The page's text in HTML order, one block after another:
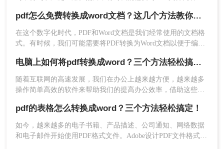
4、转换成功，点击下载文档。
注意：转换完成后及时下载文件，否则数据可能会
在一定时间内被删除。对于大文件，可能需要分批
次进行转换。
方法三：使用PDF转换软件
档。那么pdf怎么免费转换成word文档呢？本文将介绍三种免费
将PDF转换为Word文档的方法。
pdf怎么免费转换成word文档？这几个方法教你轻松搞定！
在这个数字化时代，PDF和Word文档是我们经常使用的文档格
式。有时候，我们可能需要将PDF转换为Word文档以便于编辑
个人都能负担得起。那么pdf怎么免费转换成word文档呢？答案
是肯定的！在本文中，我们将介绍几种简单易行的方法，让您
轻松地将PDF转换为Word文档。
电脑上如何将pdf转换成word？三个方法轻松搞定！
随着互联网的高速发展，我们在办公上越来越方便，越来越多
操作简单高效的软件来帮助我们的提高办公效率，借助这些工
方便，像PDF和Word都是我们经常会用到的文档，当我们需要
将两种文档进行转换时，那么电脑上如何将pdf转换成word呢，
下面就来给大家讲讲pdf转换成word方法吧。
pdf的表格怎么转换成word？三个方法轻松搞定！
如今，越来越多的电子书籍、产品描述、公司通知、网络数据
和电子邮件开始使用PDF格式文件。Adobe设计PDF文件格式的